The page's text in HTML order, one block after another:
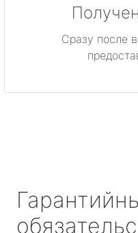
Сразу после